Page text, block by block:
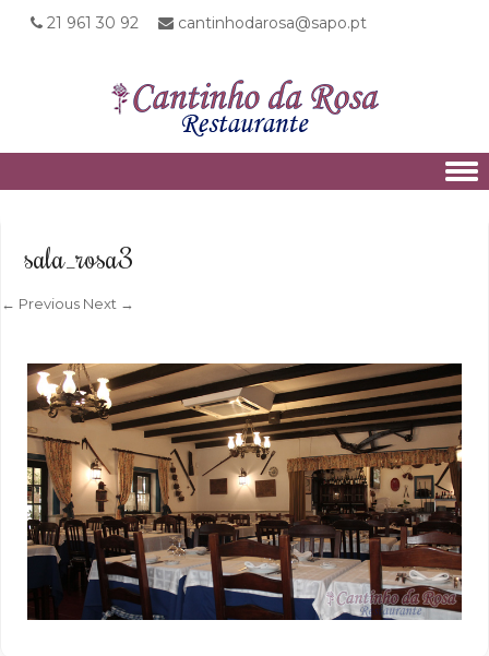
21 961 30 92 cantinhodarosa@sapo.pt
sala_rosa3
← Previous Next →